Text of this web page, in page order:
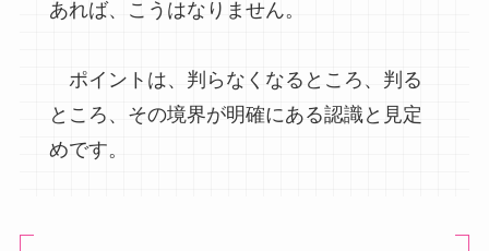
あれば、こうはなりません。
ポイントは、判らなくなるところ、判る
ところ、その境界が明確にある認識と見定
めです。